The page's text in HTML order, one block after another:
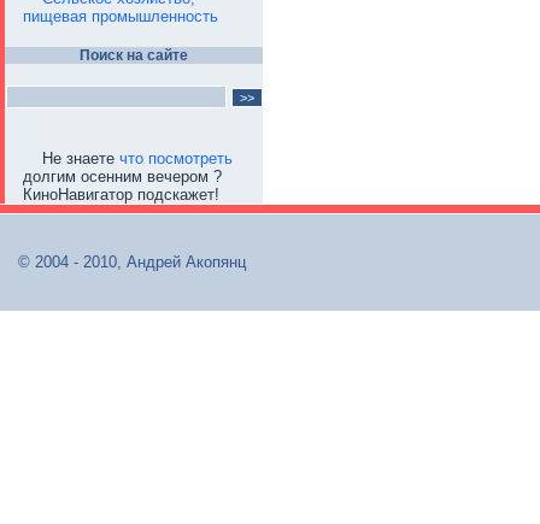
пищевая промышленность
Поиск на сайте
Не знаете что посмотреть
долгим осенним вечером ?
КиноНавигатор подскажет!
© 2004 - 2010, Андрей Акопянц